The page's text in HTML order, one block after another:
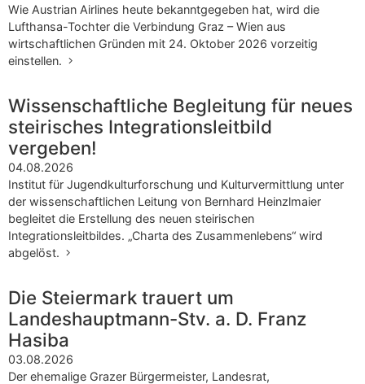
Wie Austrian Airlines heute bekanntgegeben hat, wird die
Lufthansa-Tochter die Verbindung Graz – Wien aus
wirtschaftlichen Gründen mit 24. Oktober 2026 vorzeitig
einstellen.
Wissenschaftliche Begleitung für neues
steirisches Integrationsleitbild
vergeben!
04.08.2026
Institut für Jugendkulturforschung und Kulturvermittlung unter
der wissenschaftlichen Leitung von Bernhard Heinzlmaier
begleitet die Erstellung des neuen steirischen
Integrationsleitbildes. „Charta des Zusammenlebens“ wird
abgelöst.
Die Steiermark trauert um
Landeshauptmann-Stv. a. D. Franz
Hasiba
03.08.2026
Der ehemalige Grazer Bürgermeister, Landesrat,